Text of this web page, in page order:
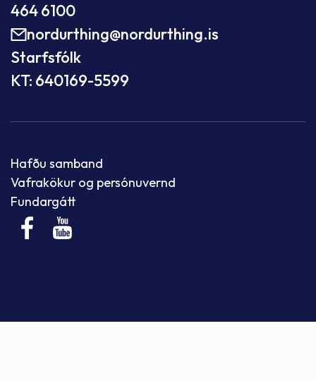
464 6100
nordurthing@nordurthing.is
Starfsfólk
KT: 640169-5599
Hafðu samband
Vafrakökur og persónuvernd
Fundargátt